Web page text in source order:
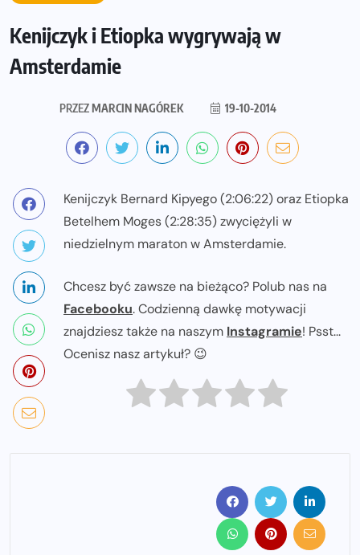
Kenijczyk i Etiopka wygrywają w
Amsterdamie
PRZEZMARCIN NAGÓREK 19-10-2014
Kenijczyk Bernard Kipyego (2:06:22) oraz Etiopka
Betelhem Moges (2:28:35) zwyciężyli w
niedzielnym maraton w Amsterdamie.
Chcesz być zawsze na bieżąco? Polub nas na
Facebooku. Codzienną dawkę motywacji
znajdziesz także na naszym Instagramie! Psst...
Ocenisz nasz artykuł? 😉